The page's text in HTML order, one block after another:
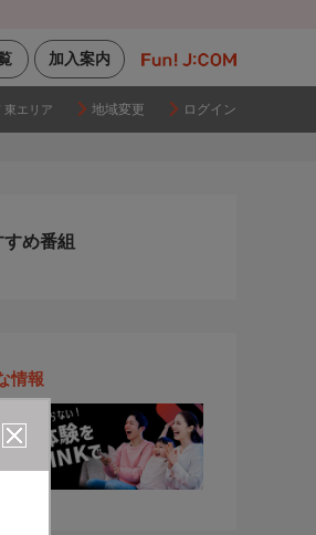
加入案内
東エリア 地域変更 ログイン
め番組
情報